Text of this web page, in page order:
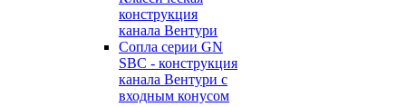
конструкция
канала Вентури
Сопла серии GN
SBC - конструкция
канала Вентури c
входным конусом